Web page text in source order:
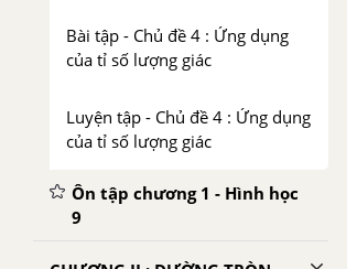
Bài tập - Chủ đề 4 : Ứng dụng
của tỉ số lượng giác
Luyện tập - Chủ đề 4 : Ứng dụng
của tỉ số lượng giác
Ôn tập chương 1 - Hình học
9